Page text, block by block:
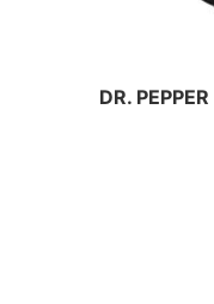
DR.